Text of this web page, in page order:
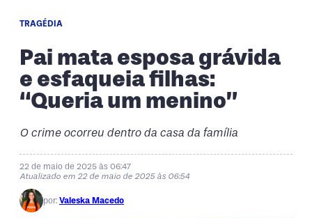
TRAGÉDIA
Pai mata esposa grávida
e esfaqueia filhas:
“Queria um menino”
O crime ocorreu dentro da casa da família
22 de maio de 2025 às 06:47
Atualizado em 22 de maio de 2025 às 06:54
por: Valeska Macedo